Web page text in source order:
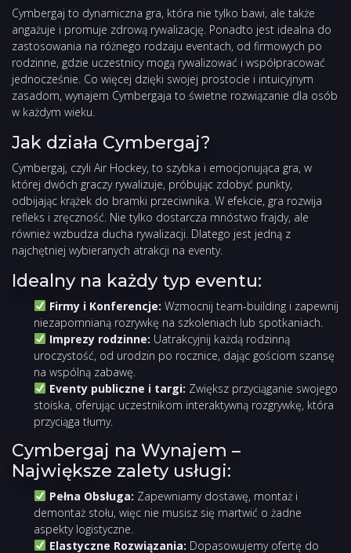
Cymbergaj to dynamiczna gra, która nie tylko bawi, ale także
angażuje i promuje zdrową rywalizację. Ponadto jest idealna do
zastosowania na różnego rodzaju eventach, od firmowych po
rodzinne, gdzie uczestnicy mogą rywalizować i współpracować
jednocześnie. Co więcej dzięki swojej prostocie i intuicyjnym
zasadom, wynajem Cymbergaja to świetne rozwiązanie dla osób
w każdym wieku.
Jak działa Cymbergaj?
Cymbergaj, czyli Air Hockey, to szybka i emocjonująca gra, w
której dwóch graczy rywalizuje, próbując zdobyć punkty,
odbijając krążek do bramki przeciwnika. W efekcie, gra rozwija
refleks i zręczność. Nie tylko dostarcza mnóstwo frajdy, ale
również wzbudza ducha rywalizacji. Dlatego jest jedną z
najchętniej wybieranych atrakcji na eventy.
Idealny na każdy typ eventu:
Firmy i Konferencje: Wzmocnij team-building i zapewnij
niezapomnianą rozrywkę na szkoleniach lub spotkaniach.
Imprezy rodzinne: Uatrakcyjnij każdą rodzinną
uroczystość, od urodzin po rocznice, dając gościom szansę
na wspólną zabawę.
Eventy publiczne i targi: Zwiększ przyciąganie swojego
stoiska, oferując uczestnikom interaktywną rozgrywkę, która
przyciąga tłumy.
Cymbergaj na Wynajem –
Największe zalety usługi:
Pełna Obsługa: Zapewniamy dostawę, montaż i
demontaż stołu, więc nie musisz się martwić o żadne
aspekty logistyczne.
Elastyczne Rozwiązania: Dopasowujemy ofertę do